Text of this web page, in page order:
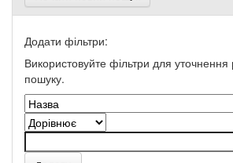
Додати фільтри:
Використовуйте фільтри для уточнення
пошуку.